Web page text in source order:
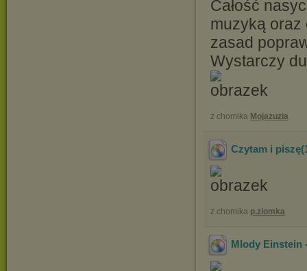
Całość
muzyką oraz
zasad
Wystarczy
z chomika Mojazuzia
Czytam i
z chomika p.ziomka
Mlody Einstein